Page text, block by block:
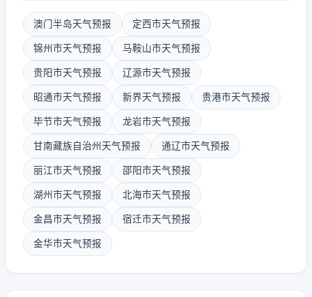
澳门半岛天气预报 定西市天气预报
锦州市天气预报 马鞍山市天气预报
贵阳市天气预报 辽源市天气预报
昭通市天气预报 新界天气预报 贵港市天气预报
毕节市天气预报 龙岩市天气预报
甘南藏族自治州天气预报 通辽市天气预报
丽江市天气预报 邵阳市天气预报
湖州市天气预报 北海市天气预报
金昌市天气预报 宿迁市天气预报
金华市天气预报